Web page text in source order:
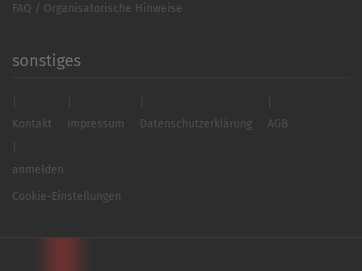
FAQ / Organisatorische Hinweise
sonstiges
Kontakt Impressum Datenschutzerklärung AGB
anmelden
Cookie-Einstellungen